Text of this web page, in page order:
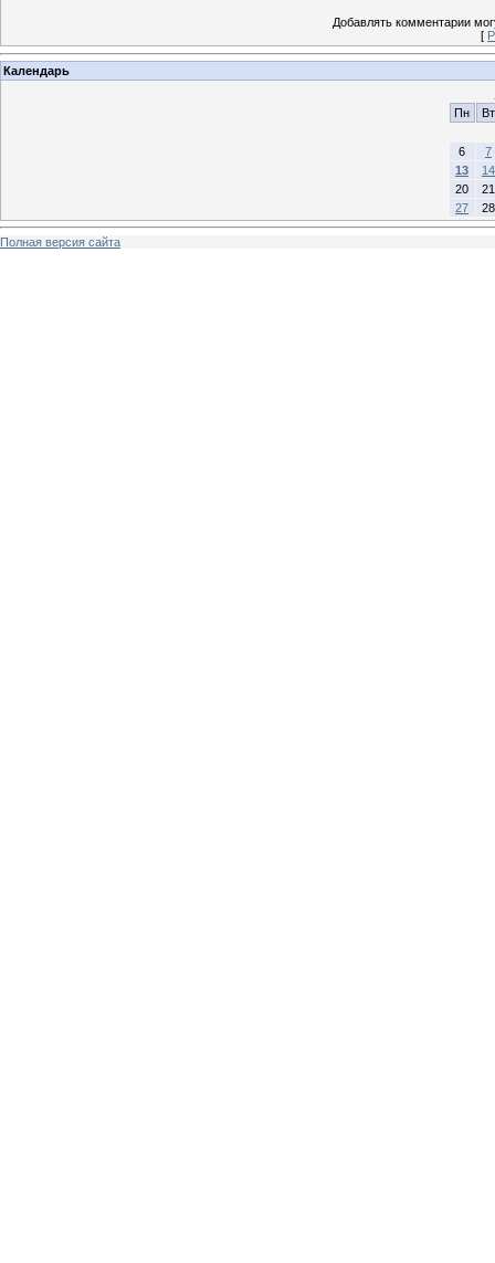
Добавлять комментарии
[
Календарь
Пн
Вт
6
7
13
14
20
21
27
28
Полная версия сайта